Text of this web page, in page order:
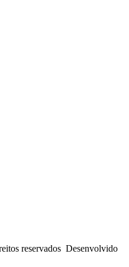
reservados Desenvolvido